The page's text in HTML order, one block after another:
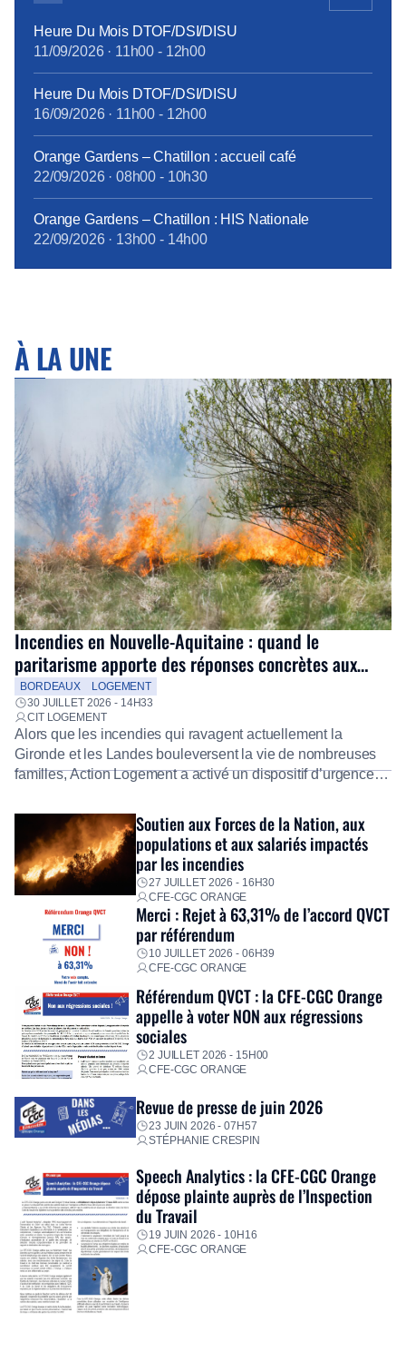
Heure Du Mois DTOF/DSI/DISU
11/09/2026· 11h00 - 12h00
Heure Du Mois DTOF/DSI/DISU
16/09/2026· 11h00 - 12h00
Orange Gardens – Chatillon : accueil café
22/09/2026· 08h00 - 10h30
Orange Gardens – Chatillon : HIS Nationale
22/09/2026· 13h00 - 14h00
À LA UNE
Incendies en Nouvelle-Aquitaine : quand le
paritarisme apporte des réponses concrètes aux
salariés
BORDEAUX
LOGEMENT
30 JUILLET 2026 - 14H33
CIT LOGEMENT
Alors que les incendies qui ravagent actuellement la
Gironde et les Landes bouleversent la vie de nombreuses
familles, Action Logement a activé un dispositif d’urgence
Fidèle à sa mission d’utilité sociale, le Groupe mobilise
immédiatement ses équipes afin de proposer un diagnostic
personnalisé, des aides financières pour faire face aux
premières dépenses, […]
Soutien aux Forces de la Nation, aux
populations et aux salariés impactés
par les incendies
27 JUILLET 2026 - 16H30
CFE-CGC ORANGE
Merci : Rejet à 63,31% de l’accord QVCT
par référendum
10 JUILLET 2026 - 06H39
CFE-CGC ORANGE
Référendum QVCT : la CFE-CGC Orange
appelle à voter NON aux régressions
sociales
2 JUILLET 2026 - 15H00
CFE-CGC ORANGE
Revue de presse de juin 2026
23 JUIN 2026 - 07H57
STÉPHANIE CRESPIN
Speech Analytics : la CFE-CGC Orange
dépose plainte auprès de l’Inspection
du Travail
19 JUIN 2026 - 10H16
CFE-CGC ORANGE